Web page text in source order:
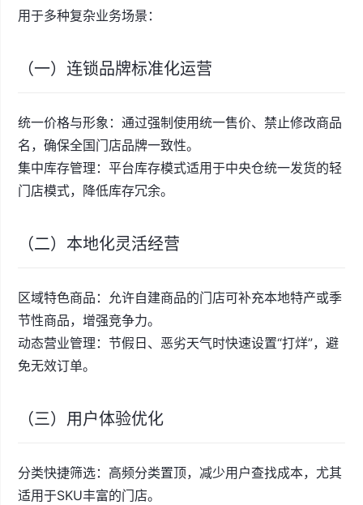
用于多种复杂业务场景：
（一）连锁品牌标准化运营
统一价格与形象：通过强制使用统一售价、禁止修改商品
名，确保全国门店品牌一致性。
集中库存管理：平台库存模式适用于中央仓统一发货的轻
门店模式，降低库存冗余。
（二）本地化灵活经营
区域特色商品：允许自建商品的门店可补充本地特产或季
节性商品，增强竞争力。
动态营业管理：节假日、恶劣天气时快速设置“打烊”，避
免无效订单。
（三）用户体验优化
分类快捷筛选：高频分类置顶，减少用户查找成本，尤其
适用于SKU丰富的门店。